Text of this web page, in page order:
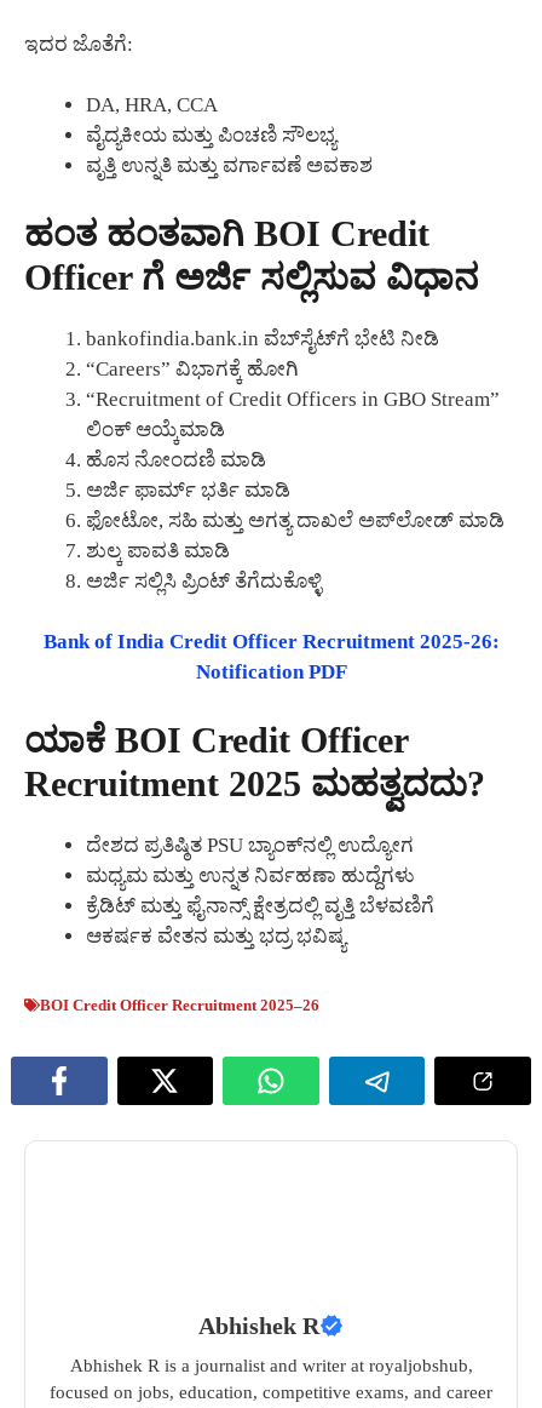
ಇದರ ಜೊತೆಗೆ:
DA, HRA, CCA
ವೈದ್ಯಕೀಯ ಮತ್ತು ಪಿಂಚಣಿ ಸೌಲಭ್ಯ
ವೃತ್ತಿ ಉನ್ನತಿ ಮತ್ತು ವರ್ಗಾವಣೆ ಅವಕಾಶ
ಹಂತ ಹಂತವಾಗಿ BOI Credit
Officer ಗೆ ಅರ್ಜಿ ಸಲ್ಲಿಸುವ ವಿಧಾನ
bankofindia.bank.in ವೆಬ್‌ಸೈಟ್‌ಗೆ ಭೇಟಿ ನೀಡಿ
“Careers” ವಿಭಾಗಕ್ಕೆ ಹೋಗಿ
“Recruitment of Credit Officers in GBO Stream”
ಲಿಂಕ್ ಆಯ್ಕೆಮಾಡಿ
ಹೊಸ ನೋಂದಣಿ ಮಾಡಿ
ಅರ್ಜಿ ಫಾರ್ಮ್ ಭರ್ತಿ ಮಾಡಿ
ಫೋಟೋ, ಸಹಿ ಮತ್ತು ಅಗತ್ಯ ದಾಖಲೆ ಅಪ್‌ಲೋಡ್ ಮಾಡಿ
ಶುಲ್ಕ ಪಾವತಿ ಮಾಡಿ
ಅರ್ಜಿ ಸಲ್ಲಿಸಿ ಪ್ರಿಂಟ್ ತೆಗೆದುಕೊಳ್ಳಿ
Bank of India Credit Officer Recruitment 2025-26:
Notification PDF
ಯಾಕೆ BOI Credit Officer
Recruitment 2025 ಮಹತ್ವದದು?
ದೇಶದ ಪ್ರತಿಷ್ಠಿತ PSU ಬ್ಯಾಂಕ್‌ನಲ್ಲಿ ಉದ್ಯೋಗ
ಮಧ್ಯಮ ಮತ್ತು ಉನ್ನತ ನಿರ್ವಹಣಾ ಹುದ್ದೆಗಳು
ಕ್ರೆಡಿಟ್ ಮತ್ತು ಫೈನಾನ್ಸ್ ಕ್ಷೇತ್ರದಲ್ಲಿ ವೃತ್ತಿ ಬೆಳವಣಿಗೆ
ಆಕರ್ಷಕ ವೇತನ ಮತ್ತು ಭದ್ರ ಭವಿಷ್ಯ
BOI Credit Officer Recruitment 2025–26
Abhishek R
Abhishek R is a journalist and writer at royaljobshub,
focused on jobs, education, competitive exams, and career